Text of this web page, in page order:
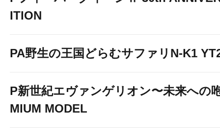
スロット ワールドダイス
ITION
PA野生の王国どらむサファリN-K1
P新世紀エヴァンゲリオン〜未来への
MIUM MODEL